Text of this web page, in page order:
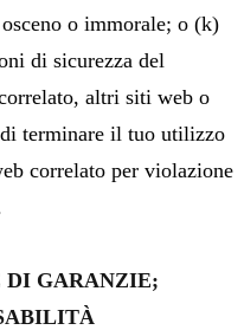
o immorale; o (k)
di sicurezza del
altri siti web o
terminare il tuo utilizzo
correlato per violazione
DI GARANZIE;